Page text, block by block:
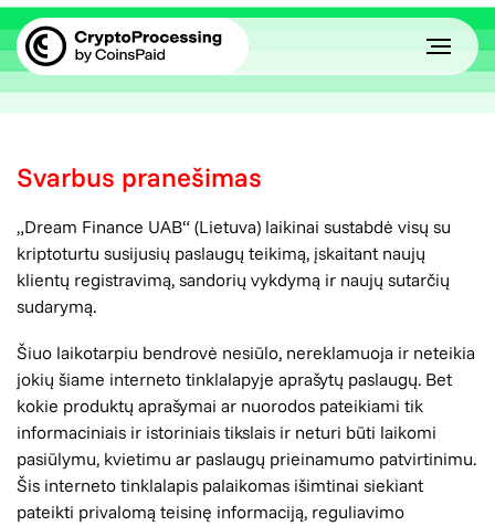
Svarbus pranešimas
„Dream Finance UAB“ (Lietuva) laikinai sustabdė visų su
kriptoturtu susijusių paslaugų teikimą, įskaitant naujų
klientų registravimą, sandorių vykdymą ir naujų sutarčių
sudarymą.
Šiuo laikotarpiu bendrovė nesiūlo, nereklamuoja ir neteikia
jokių šiame interneto tinklalapyje aprašytų paslaugų. Bet
kokie produktų aprašymai ar nuorodos pateikiami tik
informaciniais ir istoriniais tikslais ir neturi būti laikomi
pasiūlymu, kvietimu ar paslaugų prieinamumo patvirtinimu.
Šis interneto tinklalapis palaikomas išimtinai siekiant
pateikti privalomą teisinę informaciją, reguliavimo